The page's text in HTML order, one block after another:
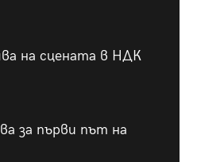
на сцената в НДК
за първи път на